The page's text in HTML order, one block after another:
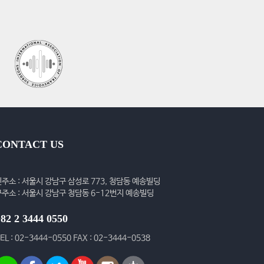
US
주소 : 서울시 강남구 삼성로 773, 청담동 예송빌딩
주소 : 서울시 강남구 청담동 6-12번지 예송빌딩
2 3444 0550
: 02-3444-0550 FAX : 02-3444-0538